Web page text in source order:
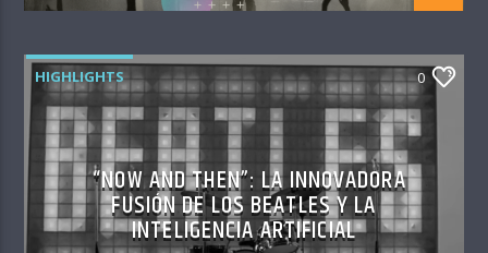
HIGHLIGHTS 0
“NOW AND THEN”: LA INNOVADORA
FUSIÓN DE LOS BEATLES Y LA
INTELIGENCIA ARTIFICIAL